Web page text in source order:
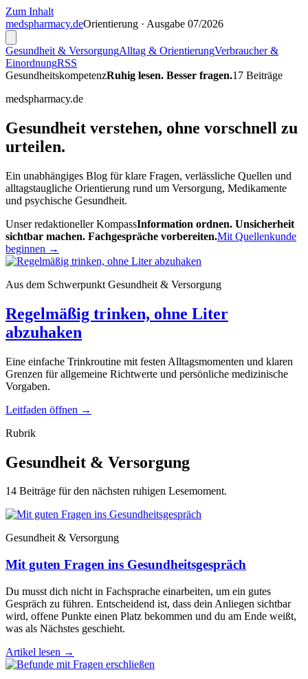
Zum Inhalt
medspharmacy.deOrientierung · Ausgabe 07/2026
Gesundheit & VersorgungAlltag & OrientierungVerbraucher &
EinordnungRSS
GesundheitskompetenzRuhig lesen. Besser fragen.17 Beiträge
medspharmacy.de
Gesundheit verstehen, ohne vorschnell zu
urteilen.
Ein unabhängiges Blog für klare Fragen, verlässliche Quellen und
alltagstaugliche Orientierung rund um Versorgung, Medikamente
und psychische Gesundheit.
Unser redaktioneller KompassInformation ordnen. Unsicherheit
sichtbar machen. Fachgespräche vorbereiten.Mit Quellenkunde
beginnen →
Aus dem Schwerpunkt Gesundheit & Versorgung
Regelmäßig trinken, ohne Liter
abzuhaken
Eine einfache Trinkroutine mit festen Alltagsmomenten und klaren
Grenzen für allgemeine Richtwerte und persönliche medizinische
Vorgaben.
Leitfaden öffnen →
Rubrik
Gesundheit & Versorgung
14 Beiträge für den nächsten ruhigen Lesemoment.
Gesundheit & Versorgung
Mit guten Fragen ins Gesundheitsgespräch
Du musst dich nicht in Fachsprache einarbeiten, um ein gutes
Gespräch zu führen. Entscheidend ist, dass dein Anliegen sichtbar
wird, offene Punkte einen Platz bekommen und du am Ende weißt,
was als Nächstes geschieht.
Artikel lesen →